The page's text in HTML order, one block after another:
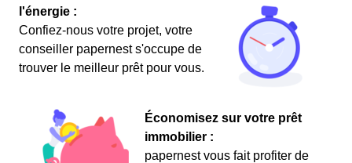
l'énergie :
Confiez-nous votre projet, votre
conseiller papernest s'occupe de
trouver le meilleur prêt pour vous.
Économisez sur votre prêt
immobilier :
papernest vous fait profiter de